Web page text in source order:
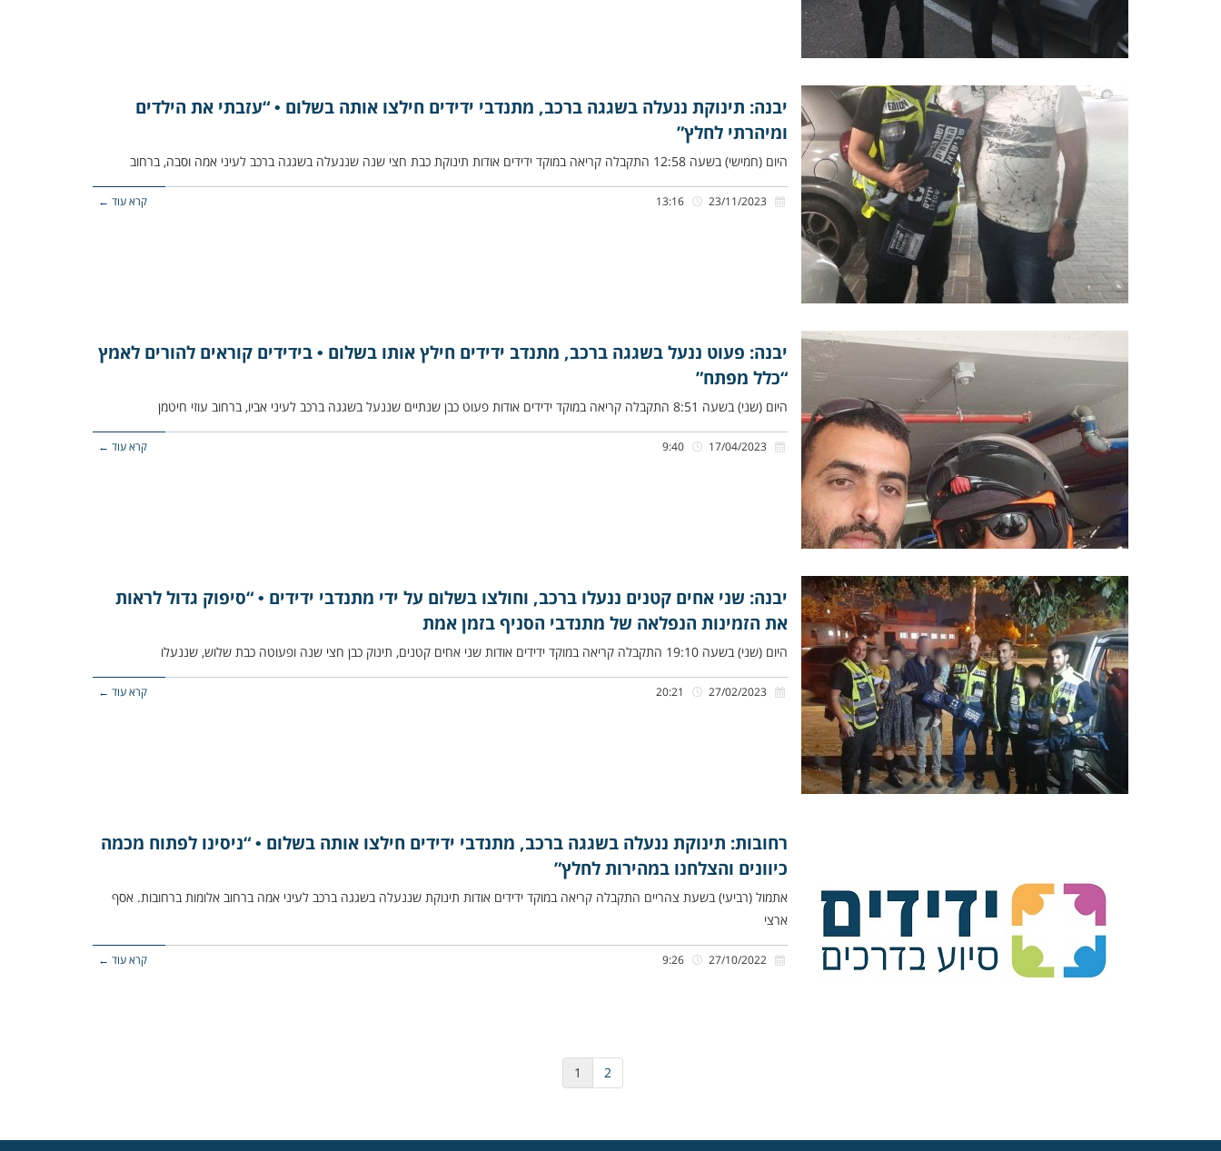
יבנה: תינוקת ננעלה בשגגה ברכב, מתנדבי ידידים חילצו אותה בשלום • “עזבתי את הילדים
ומיהרתי לחלץ”
היום (חמישי) בשעה 12:58 התקבלה קריאה במוקד ידידים אודות תינוקת כבת חצי שנה שננעלה בשגגה ברכב לעיני אמה וסבה, ברחוב
קרא עוד ←
יבנה: פעוט ננעל בשגגה ברכב, מתנדב ידידים חילץ אותו בשלום • בידידים קוראים להורים לאמץ
“כלל מפתח”
היום (שני) בשעה 8:51 התקבלה קריאה במוקד ידידים אודות פעוט כבן שנתיים שננעל בשגגה ברכב לעיני אביו, ברחוב עוזי חיטמן
קרא עוד ←
יבנה: שני אחים קטנים ננעלו ברכב, וחולצו בשלום על ידי מתנדבי ידידים • “סיפוק גדול לראות
את הזמינות הנפלאה של מתנדבי הסניף בזמן אמת
היום (שני) בשעה 19:10 התקבלה קריאה במוקד ידידים אודות שני אחים קטנים, תינוק כבן חצי שנה ופעוטה כבת שלוש, שננעלו
קרא עוד ←
רחובות: תינוקת ננעלה בשגגה ברכב, מתנדבי ידידים חילצו אותה בשלום • “ניסינו לפתוח מכמה
כיוונים והצלחנו במהירות לחלץ”
אתמול (רביעי) בשעת צהריים התקבלה קריאה במוקד ידידים אודות תינוקת שננעלה בשגגה ברכב לעיני אמה ברחוב אלומות ברחובות. אסף
ארצי
קרא עוד ←
1 2